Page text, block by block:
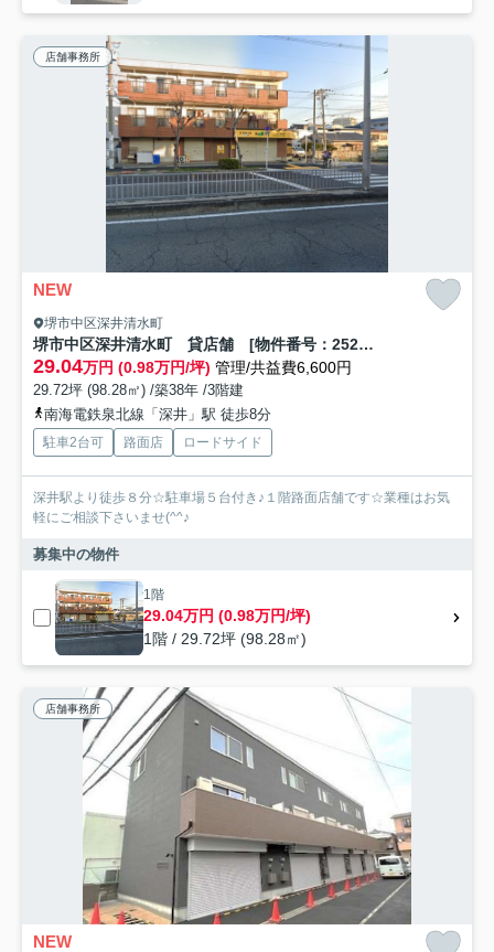
店舗事務所
NEW
堺市中区深井清水町
堺市中区深井清水町 貸店舗 [物件番号：252035]
29.04万円 (0.98万円/坪) 管理/共益費6,600円
29.72坪 (98.28㎡) /築38年 /3階建
南海電鉄泉北線「深井」駅 徒歩8分
駐車2台可 路面店 ロードサイド
深井駅より徒歩８分☆駐車場５台付き♪１階路面店舗です☆業種はお気
軽にご相談下さいませ(^^♪
募集中の物件
1階
29.04万円 (0.98万円/坪)
1階 / 29.72坪 (98.28㎡)
店舗事務所
NEW